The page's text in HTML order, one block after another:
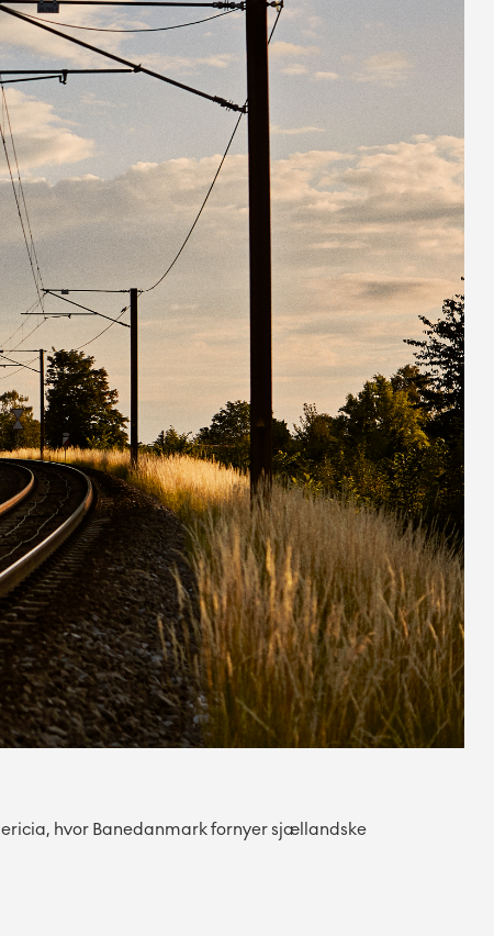
hvor Banedanmark fornyer sjællandske